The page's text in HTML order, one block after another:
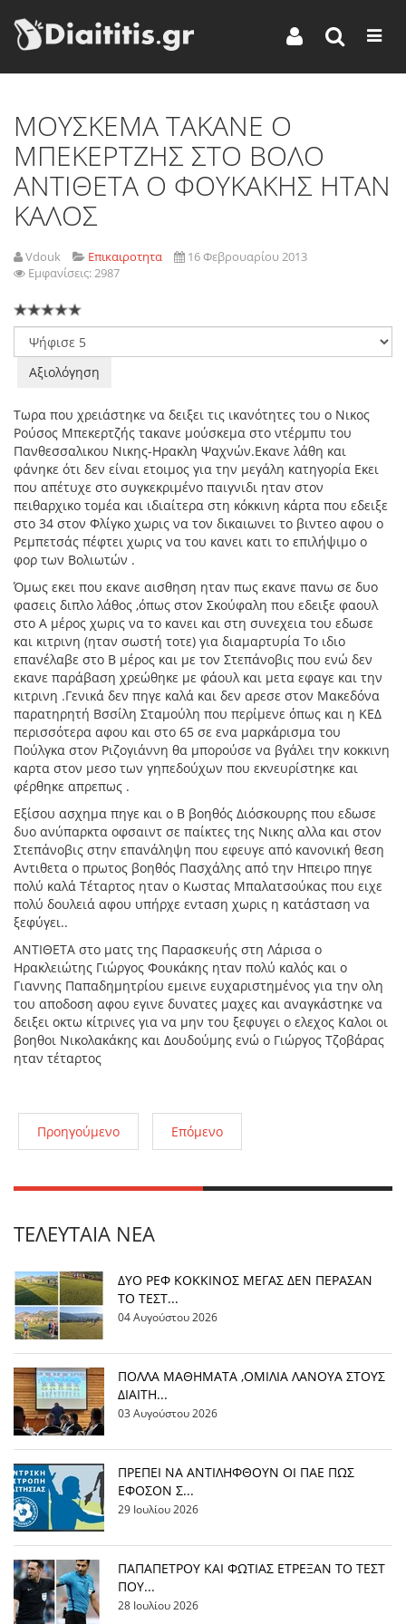
MOYΣΚΕΜΑ ΤΑΚΑΝΕ Ο
ΜΠΕΚΕΡΤΖΗΣ ΣΤΟ ΒΟΛΟ
ΑΝΤΙΘΕΤΑ Ο ΦΟΥΚΑΚΗΣ ΗΤΑΝ
ΚΑΛΟΣ
Vdouk Επικαιροτητα
16 Φεβρουαρίου 2013
Εμφανίσεις: 2987
Παρακαλώ
αξιολογήστε
Τωρα που χρειάστηκε να δειξει τις ικανότητες του ο Νικος
Ρούσος Μπεκερτζής τακανε μούσκεμα στο ντέρμπυ του
Πανθεσσαλικου Νικης-Ηρακλη Ψαχνών.Εκανε λάθη και
φάνηκε ότι δεν είναι ετοιμος για την μεγάλη κατηγορία Εκει
που απέτυχε στο συγκεκριμένο παιγνιδι ηταν στον
πειθαρχικο τομέα και ιδιαίτερα στη κόκκινη κάρτα που εδειξε
στο 34 στον Φλίγκο χωρις να τον δικαιωνει το βιντεο αφου ο
Ρεμπετσάς πέφτει χωρις να του κανει κατι το επιλήψιμο ο
φορ των Βολιωτών .
Όμως εκει που εκανε αισθηση ηταν πως εκανε πανω σε δυο
φασεις διπλο λάθος ,όπως στον Σκούφαλη που εδειξε φαουλ
στο Α μέρος χωρις να το κανει και στη συνεχεια του εδωσε
και κιτρινη (ηταν σωστή τοτε) για διαμαρτυρία Το ιδιο
επανέλαβε στο Β μέρος και με τον Στεπάνοβις που ενώ δεν
εκανε παράβαση χρεώθηκε με φάουλ και μετα εφαγε και την
κιτρινη .Γενικά δεν πηγε καλά και δεν αρεσε στον Μακεδόνα
παρατηρητή Βσσίλη Σταμούλη που περίμενε όπως και η ΚΕΔ
περισσότερα αφου και στο 65 σε ενα μαρκάρισμα του
Πούλγκα στον Ριζογιάννη θα μπορούσε να βγάλει την κοκκινη
καρτα στον μεσο των γηπεδούχων που εκνευρίστηκε και
φέρθηκε απρεπως .
Εξίσου ασχημα πηγε και ο Β βοηθός Διόσκουρης που εδωσε
δυο ανύπαρκτα οφσαιντ σε παίκτες της Νικης αλλα και στον
Στεπάνοβις στην επανάληψη που εφευγε από κανονική θεση
Αντιθετα ο πρωτος βοηθός Πασχάλης από την Ηπειρο πηγε
πολύ καλά Τέταρτος ηταν ο Κωστας Μπαλατσούκας που ειχε
πολύ δουλειά αφου υπήρχε ενταση χωρις η κατάσταση να
ξεφύγει..
ΑΝΤΙΘΕΤΑ στο ματς της Παρασκευής στη Λάρισα ο
Ηρακλειώτης Γιώργος Φουκάκης ηταν πολύ καλός και ο
Γιαννης Παπαδημητρίου εμεινε ευχαριστημένος για την ολη
του αποδοση αφου εγινε δυνατες μαχες και αναγκάστηκε να
δειξει οκτω κίτρινες για να μην του ξεφυγει ο ελεχος Καλοι οι
βοηθοι Νικολακάκης και Δουδούμης ενώ ο Γιώργος Τζοβάρας
ηταν τέταρτος
Προηγούμενο Επόμενο
ΤΕΛΕΥΤΑΊΑ ΝΈΑ
ΔΥΟ ΡΕΦ ΚΟΚΚΙΝΟΣ ΜΕΓΑΣ ΔΕΝ ΠΕΡΑΣΑΝ
ΤΟ ΤΕΣΤ...
04 Αυγούστου 2026
ΠΟΛΛΑ ΜΑΘΗΜΑΤΑ ,ΟΜΙΛΙΑ ΛΑΝΟΥΑ ΣΤΟΥΣ
ΔΙΑΙΤΗ...
03 Αυγούστου 2026
ΠΡΕΠΕΙ ΝΑ ΑΝΤΙΛΗΦΘΟΥΝ ΟΙ ΠΑΕ ΠΩΣ
ΕΦΟΣΟΝ Σ...
29 Ιουλίου 2026
ΠΑΠΑΠΕΤΡΟΥ ΚΑΙ ΦΩΤΙΑΣ ΕΤΡΕΞΑΝ ΤΟ ΤΕΣΤ
ΠΟΥ...
28 Ιουλίου 2026